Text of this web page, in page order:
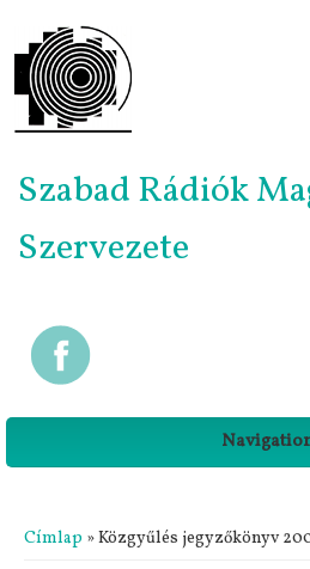
Szabad Rádiók
Szervezete
Jelenlegi hely
Címlap » Közgyűlés jegyzőkönyv